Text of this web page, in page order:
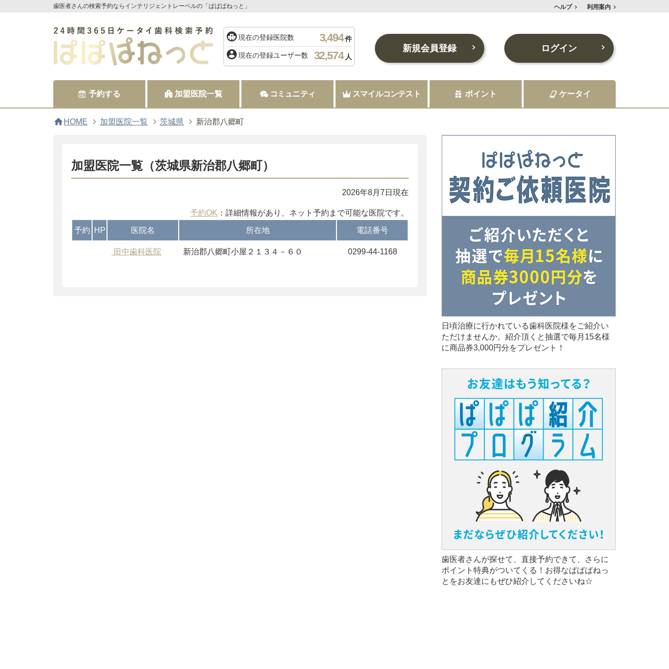
歯医者さんの検索予約ならインテリジェントレーベルの「ぱぱぱねっと」 ヘルプ 利用案内
現在の登録医院数 3,494件
現在の登録ユーザー数 32,574 人
新規会員登録 ログイン
予約する 加盟医院一覧 コミュニティ スマイルコンテスト ポイント ケータイ
home HOME 加盟医院一覧 茨城県 新治郡八郷町
加盟医院一覧（茨城県新治郡八郷町）
2026年8月7日現在
予約OK ：詳細情報があり、ネット予約まで可能な医院です。
予約 HP 医院名 所在地 電話番号
田中歯科医院 新治郡八郷町小屋２１３４－６０ 0299-44-1168
日頃治療に行かれている歯科医院様をご紹介い
ただけませんか。紹介頂くと抽選で毎月15名様
に商品券3,000円分をプレゼント！
歯医者さんが探せて、直接予約できて、さらに
ポイント特典がついてくる！お得なぱぱぱねっ
とをお友達にもぜひ紹介してくださいね☆